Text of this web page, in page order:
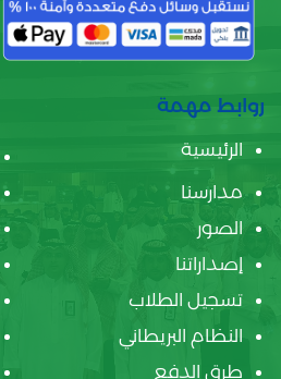
روابط مهمة
الرئيسية
مدارسنا
الصور
إصداراتنا
تسجيل الطلاب
النظام البريطاني
طرق الدفع